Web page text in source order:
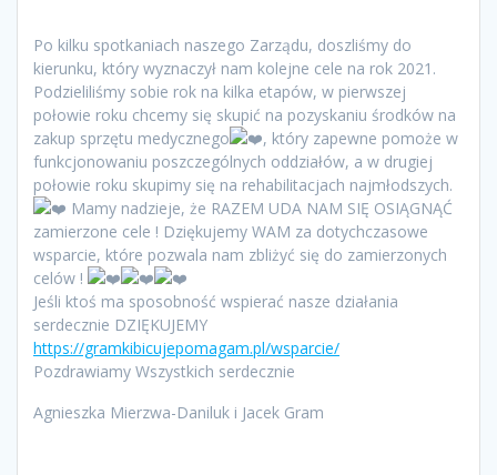
Po kilku spotkaniach naszego Zarządu, doszliśmy do
kierunku, który wyznaczył nam kolejne cele na rok 2021.
Podzieliliśmy sobie rok na kilka etapów, w pierwszej
połowie roku chcemy się skupić na pozyskaniu środków na
zakup sprzętu medycznego
, który zapewne pomoże w
funkcjonowaniu poszczególnych oddziałów, a w drugiej
połowie roku skupimy się na rehabilitacjach najmłodszych.
Mamy nadzieje, że RAZEM UDA NAM SIĘ OSIĄGNĄĆ
zamierzone cele ! Dziękujemy WAM za dotychczasowe
wsparcie, które pozwala nam zbliżyć się do zamierzonych
celów !
Jeśli ktoś ma sposobność wspierać nasze działania
serdecznie DZIĘKUJEMY
https://gramkibicujepomagam.pl/wsparcie/
Pozdrawiamy Wszystkich serdecznie
Agnieszka Mierzwa-Daniluk i Jacek Gram